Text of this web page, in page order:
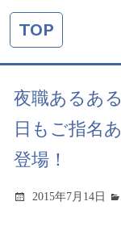
TOP
夜職あるあ
日もご指名
登場！
2015年7月14日